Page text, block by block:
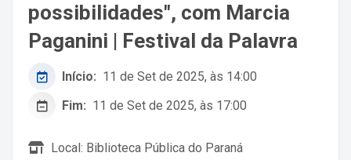
possibilidades", com Marcia
Paganini | Festival da Palavra
Início: 11 de Set de 2025, às 14:00
Fim: 11 de Set de 2025, às 17:00
Local: Biblioteca Pública do Paraná